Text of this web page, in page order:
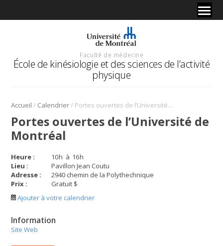
Faculté de médecine
École de kinésiologie et des sciences de l’activité
physique
Accueil / Calendrier/ Portes ouvertes de l’Université de Montréal
Portes ouvertes de l’Université de
Montréal
Heure : 10h à 16h
Lieu :
Pavillon Jean Coutu
Adresse :
2940 chemin de la Polythechnique
Prix :
Gratuit $
Ajouter à votre calendrier
Information
Site Web